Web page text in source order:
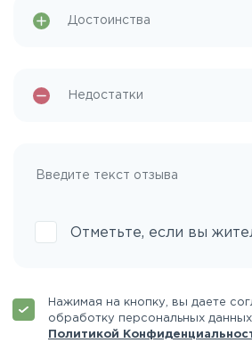
Отметьте, если вы
Нажимая на кнопку, вы даете
обработку персональных
Политикой